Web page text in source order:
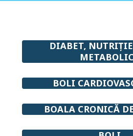
DIABET,
BOLI
BOALA CRONICĂ